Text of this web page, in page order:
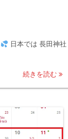
日本では 長田神社
続きを読む